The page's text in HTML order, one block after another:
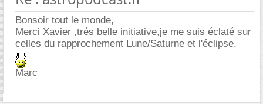
Bonsoir tout le monde,
Merci Xavier ,trés belle initiative,je me suis éclaté sur
celles du rapprochement Lune/Saturne et l'éclipse.
Marc